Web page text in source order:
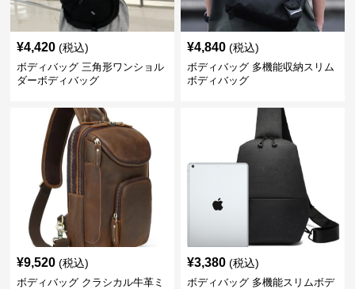
¥4,420 (税込)
ボディバッグ 三角形ワンショル
ダーボディバッグ
¥4,840 (税込)
ボディバッグ 多機能収納スリム
ボディバッグ
¥9,520 (税込)
ボディバッグ クラシカル牛革ミ
¥3,380 (税込)
ボディバッグ 多機能スリムボデ